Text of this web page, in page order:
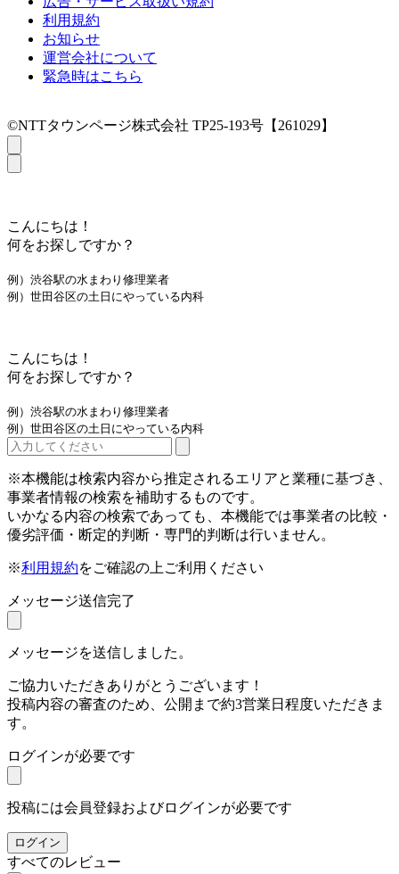
利用規約
お知らせ
運営会社について
緊急時はこちら
©NTTタウンページ株式会社 TP25-193号【261029】
こんにちは！
何をお探しですか？
例）渋谷駅の水まわり修理業者
例）世田谷区の土日にやっている内科
こんにちは！
何をお探しですか？
例）渋谷駅の水まわり修理業者
例）世田谷区の土日にやっている内科
※本機能は検索内容から推定されるエリアと業種に基づき、
事業者情報の検索を補助するものです。
いかなる内容の検索であっても、本機能では事業者の比較・
優劣評価・断定的判断・専門的判断は行いません。
※利用規約をご確認の上ご利用ください
メッセージ送信完了
メッセージを送信しました。
ご協力いただきありがとうございます！
投稿内容の審査のため、公開まで約3営業日程度いただきま
す。
ログインが必要です
投稿には会員登録およびログインが必要です
ログイン
すべてのレビュー